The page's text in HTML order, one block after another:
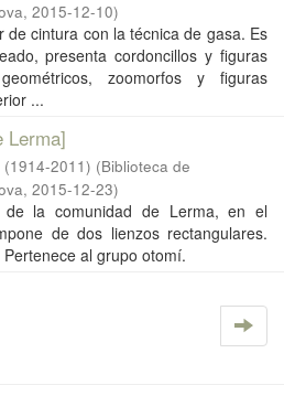
, 2015-12-10)
de cintura con la técnica de gasa. Es
presenta cordoncillos y figuras
zoomorfos y figuras
...
Lerma]
2011) (Biblioteca de
, 2015-12-23)
de la comunidad de Lerma, en el
de dos lienzos rectangulares.
al grupo otomí.